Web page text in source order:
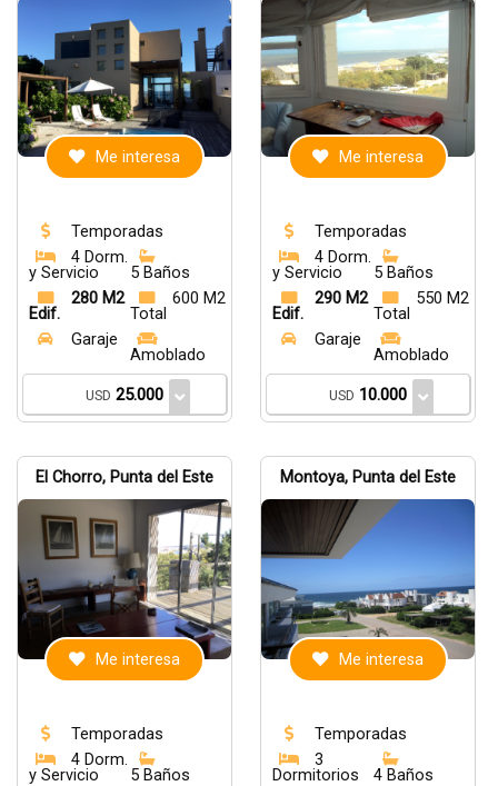
Me interesa
Temporadas
4 Dorm.
y Servicio
5 Baños
280 M2
Edif.
600 M2
Total
Garaje
Amoblado
USD 25.000
Me interesa
Temporadas
4 Dorm.
y Servicio
5 Baños
290 M2
Edif.
550 M2
Total
Garaje
Amoblado
USD 10.000
El Chorro, Punta del Este
Me interesa
Temporadas
4 Dorm.
y Servicio
5 Baños
Montoya, Punta del Este
Me interesa
Temporadas
3
Dormitorios
4 Baños